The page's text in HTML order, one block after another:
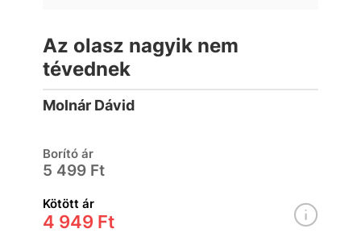
Az olasz nagyik nem
tévednek
Molnár Dávid
Borító ár
5 499 Ft
Kötött ár
4 949 Ft